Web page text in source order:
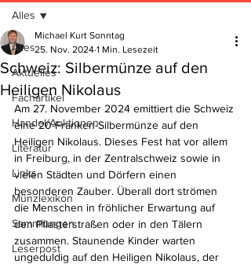
Alles
Aktuelles
Fachartikel
Handel/Auktionen
Literatur
Links
Münzlexikon
Sammlungen
Leserpost
Alles
Schweiz: Silbermünze auf den
Heiligen Nikolaus
Michael Kurt Sonntag
25. Nov. 2024 1 Min. Lesezeit
Am 27. November 2024 emittiert die Schweiz
eine 20-Franken-Silbermünze auf den
Heiligen Nikolaus. Dieses Fest hat vor allem
in Freiburg, in der Zentralschweiz sowie in
vielen Städten und Dörfern einen
besonderen Zauber. Überall dort strömen
die Menschen in fröhlicher Erwartung auf
den Pflasterstraßen oder in den Tälern
zusammen. Staunende Kinder warten
ungeduldig auf den Heiligen Nikolaus, der